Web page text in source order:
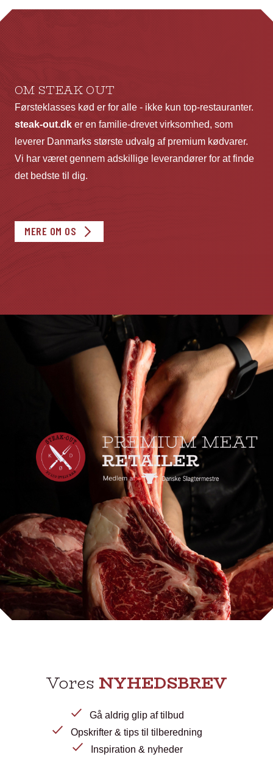
kan
OM STEAK OUT
Førsteklasses kød er for alle - ikke kun top-restauranter.
steak-out.dk er en familie-drevet virksomhed, som
leverer Danmarks største udvalg af premium kødvarer.
Vi har været gennem adskillige leverandører for at finde
det bedste til dig.
MERE OM OS
Vores NYHEDSBREV
Gå aldrig glip af tilbud
Opskrifter & tips til tilberedning
Inspiration & nyheder